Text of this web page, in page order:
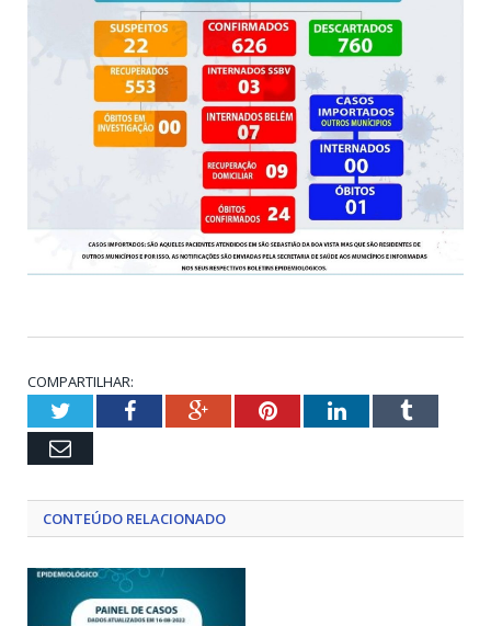
COMPARTILHAR:
TwitterFacebookGoogle+PinterestLinkedInTumblr
Email
CONTEÚDO RELACIONADO